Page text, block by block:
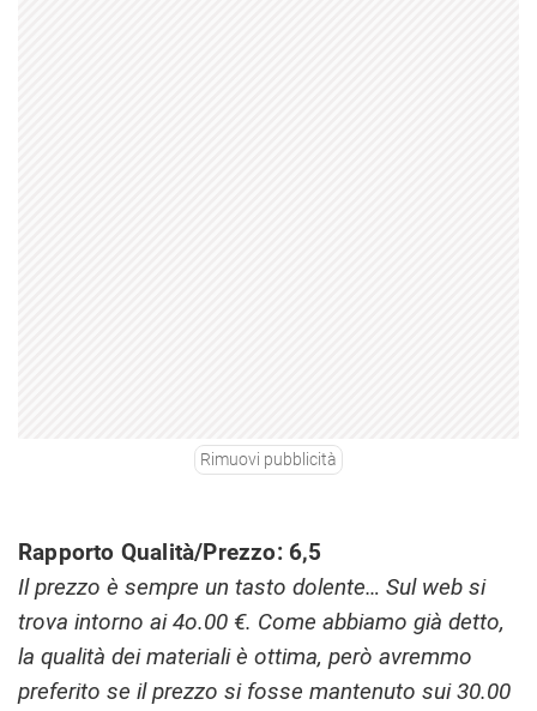
Rimuovi pubblicità
Rapporto Qualità/Prezzo: 6,5
Il prezzo è sempre un tasto dolente… Sul web si
trova intorno ai 4o.00 €. Come abbiamo già detto,
la qualità dei materiali è ottima, però avremmo
preferito se il prezzo si fosse mantenuto sui 30.00